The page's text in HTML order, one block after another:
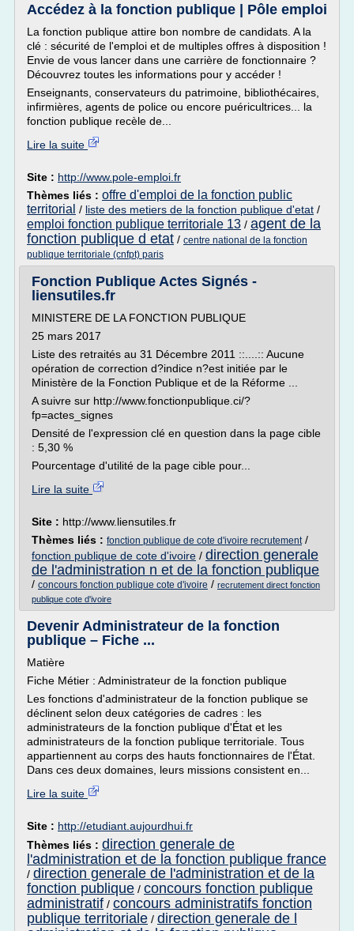
Accédez à la fonction publique | Pôle emploi
La fonction publique attire bon nombre de candidats. A la
clé : sécurité de l'emploi et de multiples offres à disposition !
Envie de vous lancer dans une carrière de fonctionnaire ?
Découvrez toutes les informations pour y accéder !
Enseignants, conservateurs du patrimoine, bibliothécaires,
infirmières, agents de police ou encore puéricultrices... la
fonction publique recèle de...
Lire la suite
Site : http://www.pole-emploi.fr
Thèmes liés : offre d'emploi de la fonction public
territorial / liste des metiers de la fonction publique d'etat /
emploi fonction publique territoriale 13 / agent de la
fonction publique d etat / centre national de la fonction
publique territoriale (cnfpt) paris
Fonction Publique Actes Signés -
liensutiles.fr
MINISTERE DE LA FONCTION PUBLIQUE
25 mars 2017
Liste des retraités au 31 Décembre 2011 ::....:: Aucune
opération de correction d?indice n?est initiée par le
Ministère de la Fonction Publique et de la Réforme ...
A suivre sur http://www.fonctionpublique.ci/?
fp=actes_signes
Densité de l'expression clé en question dans la page cible
: 5,30 %
Pourcentage d'utilité de la page cible pour...
Lire la suite
Site : http://www.liensutiles.fr
Thèmes liés : fonction publique de cote d'ivoire recrutement/
fonction publique de cote d'ivoire / direction generale
de l'administration n et de la fonction publique
/ concours fonction publique cote d'ivoire / recrutement direct fonction
publique cote d'ivoire
Devenir Administrateur de la fonction
publique – Fiche ...
Matière
Fiche Métier : Administrateur de la fonction publique
Les fonctions d'administrateur de la fonction publique se
déclinent selon deux catégories de cadres : les
administrateurs de la fonction publique d'État et les
administrateurs de la fonction publique territoriale. Tous
appartiennent au corps des hauts fonctionnaires de l'État.
Dans ces deux domaines, leurs missions consistent en...
Lire la suite
Site : http://etudiant.aujourdhui.fr
Thèmes liés : direction generale de
l'administration et de la fonction publique france
/ direction generale de l'administration et de la
fonction publique / concours fonction publique
administratif / concours administratifs fonction
publique territoriale / direction generale de l